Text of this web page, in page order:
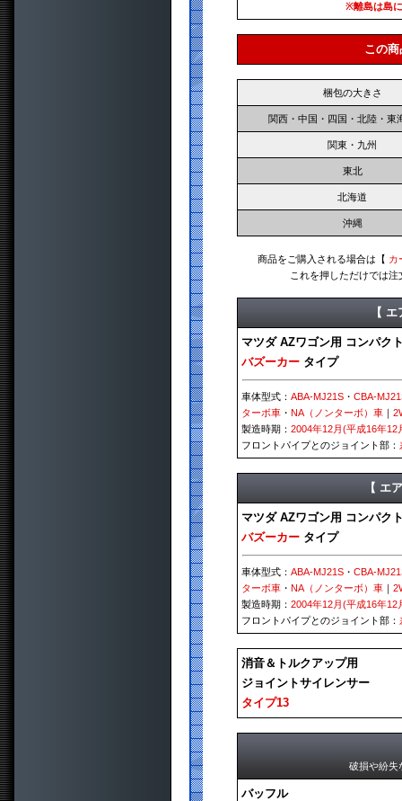
※離島は島
この
梱包の大きさ
関西・中国・四国・北陸・東
関東・九州
東北
北海道
沖縄
商品をご購入される場合は【 カ
これを押しただけでは
【
マツダ AZワゴン用 コンパク
バズーカー タイプ
車体型式：ABA-MJ21S ・CBA-
ターボ車 ・NA（ノンターボ）車 ｜
製造時期：2004年12月(平成16年12
フロントパイプとのジョイント部：
【 エ
マツダ AZワゴン用 コンパク
バズーカー タイプ
車体型式：ABA-MJ21S ・CBA-
ターボ車 ・NA（ノンターボ）車 ｜
製造時期：2004年12月(平成16年12
フロントパイプとのジョイント部：
消音＆トルクアップ用
ジョイントサイレンサー
タイプ13
破損や紛失
バッフル